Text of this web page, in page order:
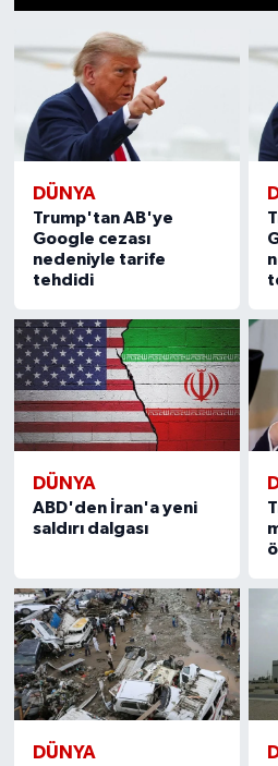
DÜNYA
Trump'tan AB'ye
Google cezası
nedeniyle tarife
tehdidi
DÜNYA
ABD'den İran'a yeni
saldırı dalgası
DÜNYA
Magazin
Özel Haber
Sağlık
Siyaset
Son Dakika
Spor